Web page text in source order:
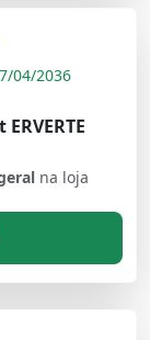
04/2036
na loja